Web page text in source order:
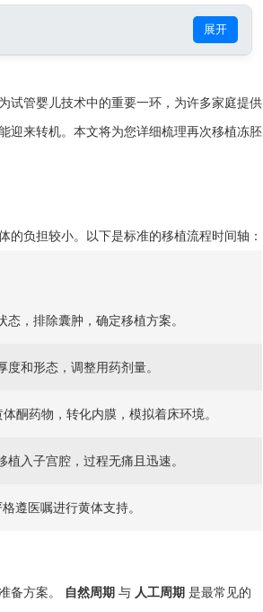
展开
试管婴儿技术中的重要一环，为许多家庭提供
迎来转机。本文将为您详细梳理再次移植冻胚
负担较小。以下是标准的移植流程时间轴：
，排除囊肿，确定移植方案。
和形态，调整用药剂量。
酮药物，转化内膜，模拟着床环境。
入子宫腔，过程无痛且迅速。
遵医嘱进行黄体支持。
备方案。 自然周期 与 人工周期 是最常见的